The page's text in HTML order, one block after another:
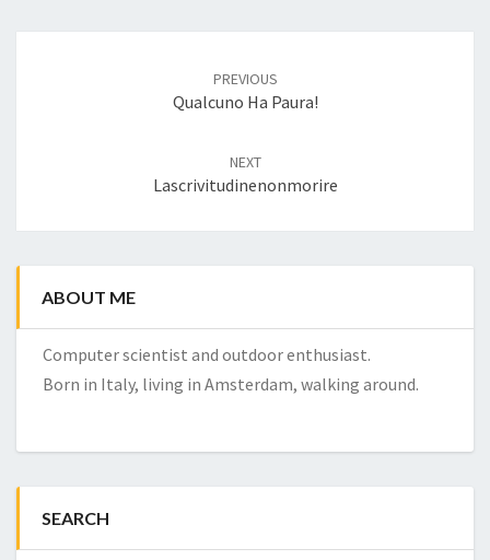
PREVIOUS
Qualcuno Ha Paura!
NEXT
Lascrivitudinenonmorire
ABOUT ME
Computer scientist and outdoor enthusiast.
Born in Italy, living in Amsterdam, walking around.
SEARCH